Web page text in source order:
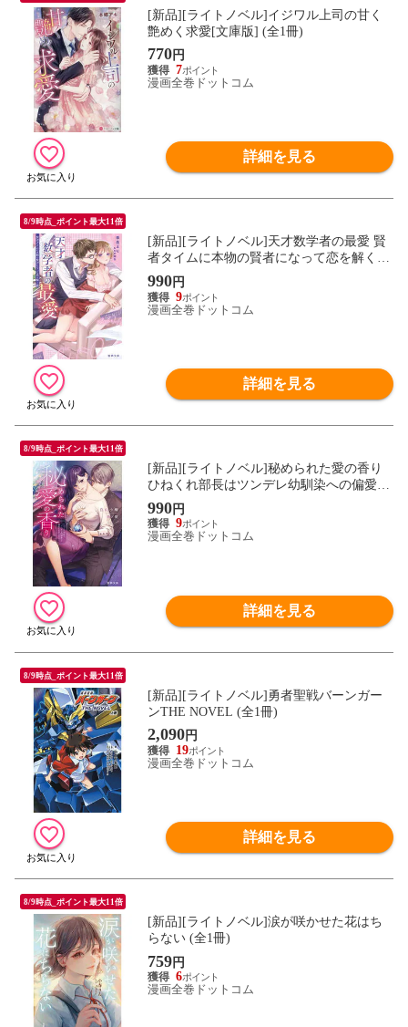
[新品][ライトノベル]イジワル上司の甘く
艶めく求愛[文庫版] (全1冊)
770円
7
漫画全巻ドットコム
詳細を見る
8/9時点_ポイント最大11倍
[新品][ライトノベル]天才数学者の最愛 賢
者タイムに本物の賢者になって恋を解く彼
(全1冊)
990円
9
漫画全巻ドットコム
詳細を見る
8/9時点_ポイント最大11倍
[新品][ライトノベル]秘められた愛の香り
ひねくれ部長はツンデレ幼馴染への偏愛が
止められない (全1冊)
990円
9
漫画全巻ドットコム
詳細を見る
8/9時点_ポイント最大11倍
[新品][ライトノベル]勇者聖戦バーンガー
ンTHE NOVEL (全1冊)
2,090円
19
漫画全巻ドットコム
詳細を見る
8/9時点_ポイント最大11倍
[新品][ライトノベル]涙が咲かせた花はち
らない (全1冊)
759円
6
漫画全巻ドットコム